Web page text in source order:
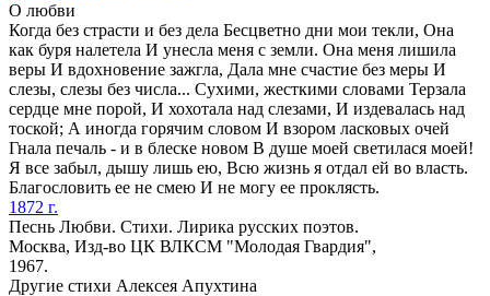
О любви
Когда без страсти и без дела Бесцветно дни мои текли, Она
как буря налетела И унесла меня с земли. Она меня лишила
веры И вдохновение зажгла, Дала мне счастие без меры И
слезы, слезы без числа... Сухими, жесткими словами Терзала
сердце мне порой, И хохотала над слезами, И издевалась над
тоской; А иногда горячим словом И взором ласковых очей
Гнала печаль - и в блеске новом В душе моей светилася моей!
Я все забыл, дышу лишь ею, Всю жизнь я отдал ей во власть.
Благословить ее не смею И не могу ее проклясть.
1872 г.
Песнь Любви. Стихи. Лирика русских поэтов.
Москва, Изд-во ЦК ВЛКСМ "Молодая Гвардия",
1967.
Другие стихи Алексея Апухтина